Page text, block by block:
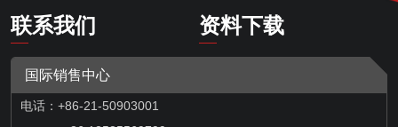
联系我们 资料下载
国际销售中心
电话：+86-21-50903001